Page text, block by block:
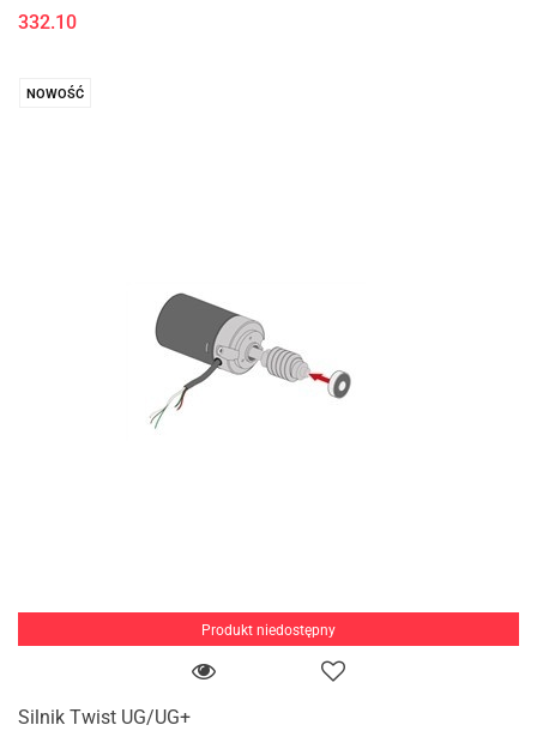
332.10
NOWOŚĆ
Produkt niedostępny
Silnik Twist UG/UG+